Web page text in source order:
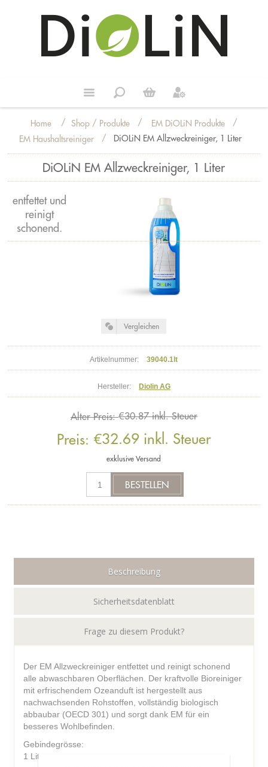
Home / Shop / Produkte / EM DiOLiN Produkte
/
EM Haushaltsreiniger
/ DiOLiN EM Allzweckreiniger, 1 Liter
DiOLiN EM Allzweckreiniger, 1 Liter
entfettet und
reinigt
schonend.
Artikelnummer: 39040.1lt
Hersteller: Diolin AG
Alter Preis: €30.87 inkl. Steuer
Preis: €32.69 inkl. Steuer
exklusiveVersand
Beschreibung
Sicherheitsdatenblatt
Frage zu diesem Produkt?
Der EM Allzweckreiniger entfettet und reinigt schonend
alle abwaschbaren Oberflächen. Der kraftvolle Bioreiniger
mit erfrischendem Ozeanduft ist hergestellt aus
nachwachsenden Rohstoffen, vollständig biologisch
abbaubar (OECD 301) und sorgt dank EM für ein
besseres Wohlbefinden.
Gebindegrösse:
1 Liter